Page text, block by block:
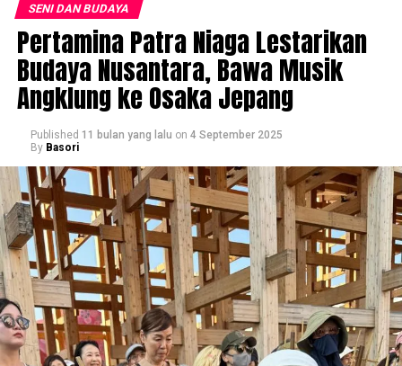
SENI DAN BUDAYA
Pertamina Patra Niaga Lestarikan
Budaya Nusantara, Bawa Musik
Angklung ke Osaka Jepang
Published 11 bulan yang lalu on 4 September 2025
By Basori